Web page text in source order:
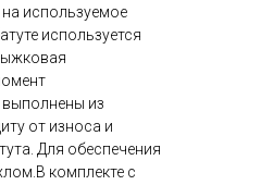
на используемое
используется
из
от износа и
Для обеспечения
комплекте с